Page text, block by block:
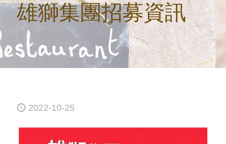
雄獅集團招募資訊
2022-10-25